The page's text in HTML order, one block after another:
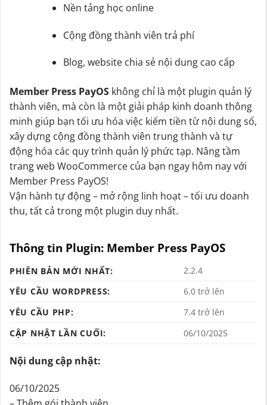
Nền tảng học online
Cộng đồng thành viên trả phí
Blog, website chia sẻ nội dung cao cấp
Member Press PayOS không chỉ là một plugin quản lý
thành viên, mà còn là một giải pháp kinh doanh thông
minh giúp bạn tối ưu hóa việc kiếm tiền từ nội dung số,
xây dựng cộng đồng thành viên trung thành và tự
động hóa các quy trình quản lý phức tạp. Nâng tầm
trang web WooCommerce của bạn ngay hôm nay với
Member Press PayOS!
Vận hành tự động – mở rộng linh hoạt – tối ưu doanh
thu, tất cả trong một plugin duy nhất.
Thông tin Plugin: Member Press PayOS
PHIÊN BẢN MỚI NHẤT:
2.2.4
YÊU CẦU WORDPRESS:
6.0 trở lên
YÊU CẦU PHP:
7.4 trở lên
CẬP NHẬT LẦN CUỐI:
06/10/2025
Nội dung cập nhật:
06/10/2025